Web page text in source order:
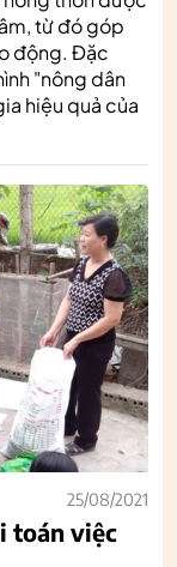
từ đó góp
động. Đặc
"nông dân
hiệu quả của
25/08/2021
toán việc